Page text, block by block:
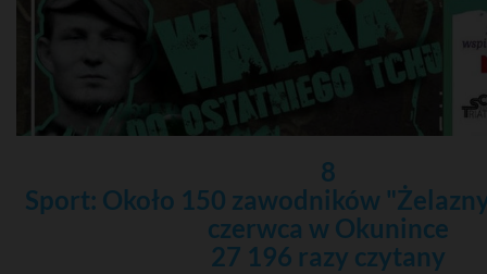
8
Sport: Około 150 zawodników
czerwca w Okunince
27 196 razy czytany